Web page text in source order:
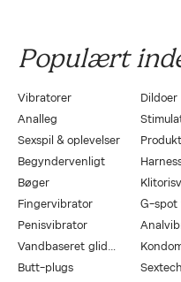
Populært
Vibratorer Dildoer
Analleg
Sexspil & oplevelser
Begyndervenligt
Bøger
Fingervibrator
G-spot
Penisvibrator
Vandbaseret glidecreme
Butt-plugs
Sextech